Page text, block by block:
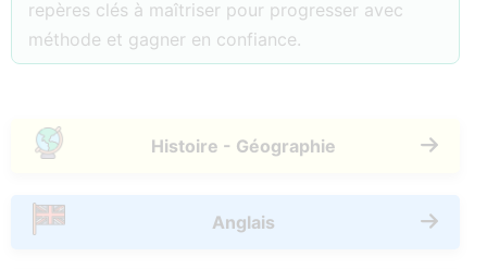
repères clés à maîtriser pour progresser avec
méthode et gagner en confiance.
Histoire - Géographie
Anglais